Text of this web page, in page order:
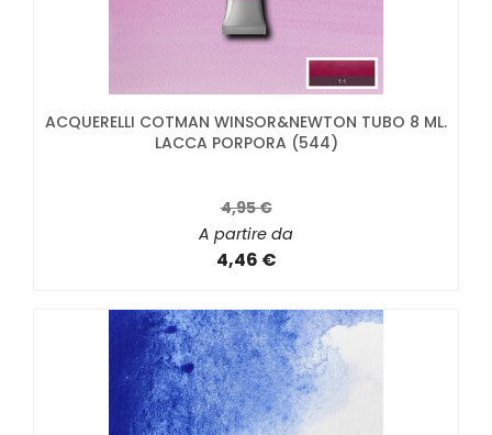
ACQUERELLI COTMAN WINSOR&NEWTON TUBO 8 ML.
LACCA PORPORA (544)
4,95 €
A partire da
4,46 €